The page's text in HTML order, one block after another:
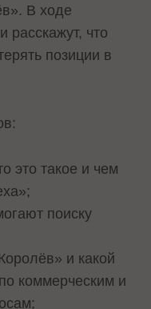
В ходе
расскажут, что
позиции в
это такое и чем
поиску
и какой
коммерческим и